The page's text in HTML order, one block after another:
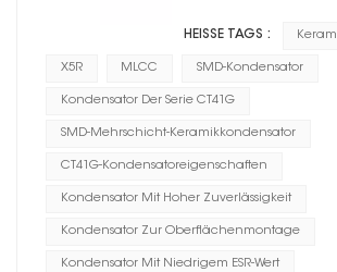
HEISSE TAGS :
X5R MLCC SMD-Kondensator
Kondensator Der Serie CT41G
SMD-Mehrschicht-Keramikkondensator
CT41G-Kondensatoreigenschaften
Kondensator Mit Hoher Zuverlässigkeit
Kondensator Zur Oberflächenmontage
Kondensator Mit Niedrigem ESR-Wert